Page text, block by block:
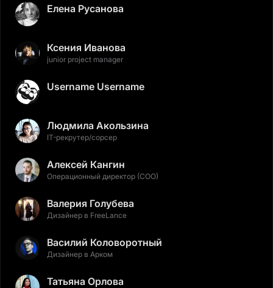
Елена Русанова
Ксения Иванова
junior project manager
Username Username
Людмила Акользина
IT-рекрутер/сорсер
Алексей Кангин
Операционный директор (COO)
Валерия Голубева
Дизайнер в FreeLance
Василий Коловоротный
Дизайнер в Арком
Татьяна Орлова